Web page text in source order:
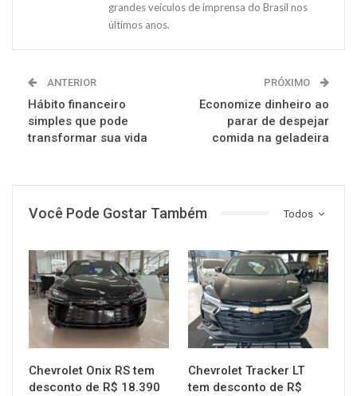
grandes veículos de imprensa do Brasil nos
últimos anos.
ANTERIOR
Hábito financeiro
simples que pode
transformar sua vida
PRÓXIMO
Economize dinheiro ao
parar de despejar
comida na geladeira
Todos
Você Pode Gostar Também
MUNDO AUTOMOTIVO
Chevrolet Onix RS tem
desconto de R$ 18.390
MUNDO AUTOMOTIVO
Chevrolet Tracker LT
tem desconto de R$